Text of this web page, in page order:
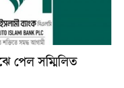
পেল সম্মিলিত